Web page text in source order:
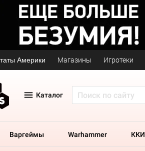
Америки Магазины Игротеки
Каталог
Варгеймы Warhammer ККИ